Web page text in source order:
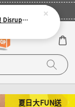
夏日大FUN送
【INCYLENCE】跑步運動機能襪 Disrupts Green Cyan